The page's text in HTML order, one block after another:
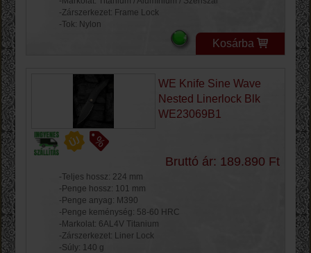
-Zárszerkezet: Frame Lock
-Tok: Nylon
Kosárba
WE Knife Sine Wave
Nested Linerlock Blk
WE23069B1
Bruttó ár: 189.890 Ft
-Teljes hossz: 224 mm
-Penge hossz: 101 mm
-Penge anyag: M390
-Penge keménység: 58-60 HRC
-Markolat: 6AL4V Titanium
-Zárszerkezet: Liner Lock
-Súly: 140 g